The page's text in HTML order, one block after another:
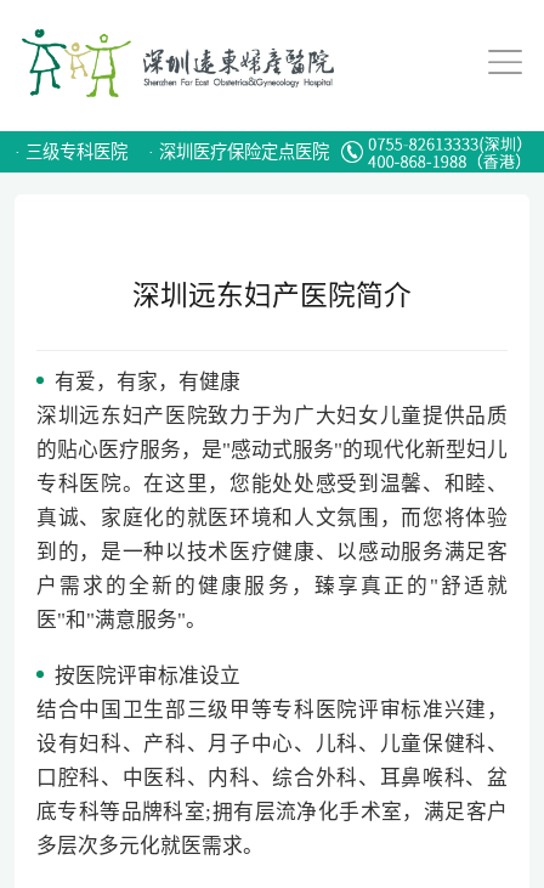
· 三级专科医院 · 深圳医疗保险定点医院
深圳远东妇产医院简介
有爱，有家，有健康
深圳远东妇产医院致力于为广大妇女儿童提供品质
的贴心医疗服务，是"感动式服务"的现代化新型妇儿
专科医院。在这里，您能处处感受到温馨、和睦、
真诚、家庭化的就医环境和人文氛围，而您将体验
到的，是一种以技术医疗健康、以感动服务满足客
户需求的全新的健康服务，臻享真正的"舒适就
医"和"满意服务"。
按医院评审标准设立
结合中国卫生部三级甲等专科医院评审标准兴建，
设有妇科、产科、月子中心、儿科、儿童保健科、
口腔科、中医科、内科、综合外科、耳鼻喉科、盆
底专科等品牌科室;拥有层流净化手术室，满足客户
多层次多元化就医需求。